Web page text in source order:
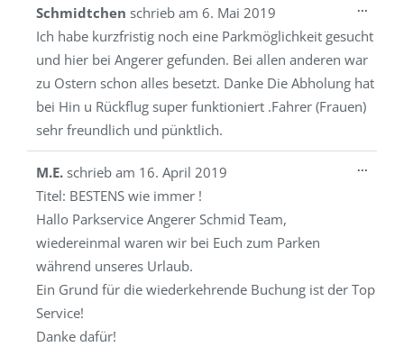
Schmidtchen schrieb am 6. Mai 2019
Ich habe kurzfristig noch eine Parkmöglichkeit gesucht
und hier bei Angerer gefunden. Bei allen anderen war
zu Ostern schon alles besetzt. Danke Die Abholung hat
bei Hin u Rückflug super funktioniert .Fahrer (Frauen)
sehr freundlich und pünktlich.
...
ein-/
M.E. schrieb am 16. April 2019
Titel: BESTENS wie immer !
Hallo Parkservice Angerer Schmid Team,
wiedereinmal waren wir bei Euch zum Parken
während unseres Urlaub.
Ein Grund für die wiederkehrende Buchung ist der Top
Service!
Danke dafür!
...